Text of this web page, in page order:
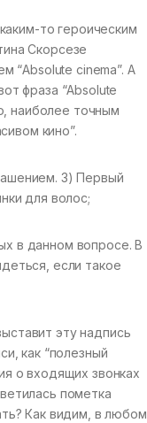
то героическим
Скорсезе
“Absolute cinema”. А
фраза “Absolute
наиболее точным
кино”.
3) Первый
для волос;
в данном вопросе. В
если такое
эту надпись
как “полезный
о входящих звонках
пометка
Как видим, в любом